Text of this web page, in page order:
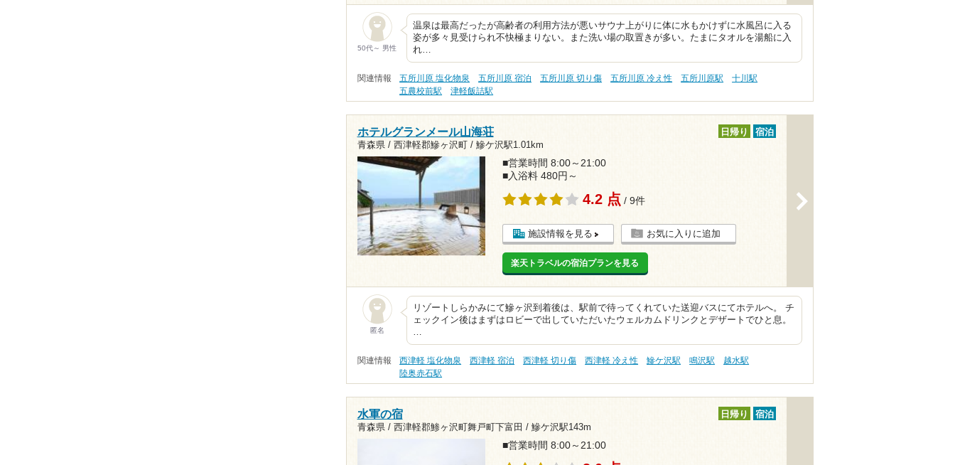
50代～ 男性
温泉は最高だったが高齢者の利用方法が悪いサウナ上がりに体に水もかけずに水風呂に入る
姿が多々見受けられ不快極まりない。また洗い場の取置きが多い。たまにタオルを湯船に入
れ…
関連情報 五所川原 塩化物泉 五所川原 宿泊 五所川原 切り傷 五所川原 冷え性 五所川原駅
十川駅
五農校前駅
津軽飯詰駅
ホテルグランメール山海荘
青森県 / 西津軽郡鰺ヶ沢町 / 鰺ケ沢駅1.01km
日帰り 宿泊
■営業時間 8:00～21:00
■入浴料 480円～
4.2 点 / 9件
施設情報を見る お気に入りに追加
楽天トラベルの宿泊プランを見る
匿名
リゾートしらかみにて鰺ヶ沢到着後は、駅前で待ってくれていた送迎バスにてホテルへ。 チ
ェックイン後はまずはロビーで出していただいたウェルカムドリンクとデザートでひと息。
…
関連情報 西津軽 塩化物泉 西津軽 宿泊 西津軽 切り傷 西津軽 冷え性 鰺ケ沢駅 鳴沢駅
越水駅
陸奥赤石駅
水軍の宿
青森県 / 西津軽郡鯵ヶ沢町舞戸町下富田 / 鰺ケ沢駅143m
日帰り 宿泊
■営業時間 8:00～21:00